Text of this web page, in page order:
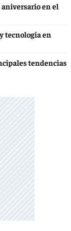
en el
tecnología en
tendencias